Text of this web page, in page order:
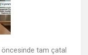
öncesinde tam çatal